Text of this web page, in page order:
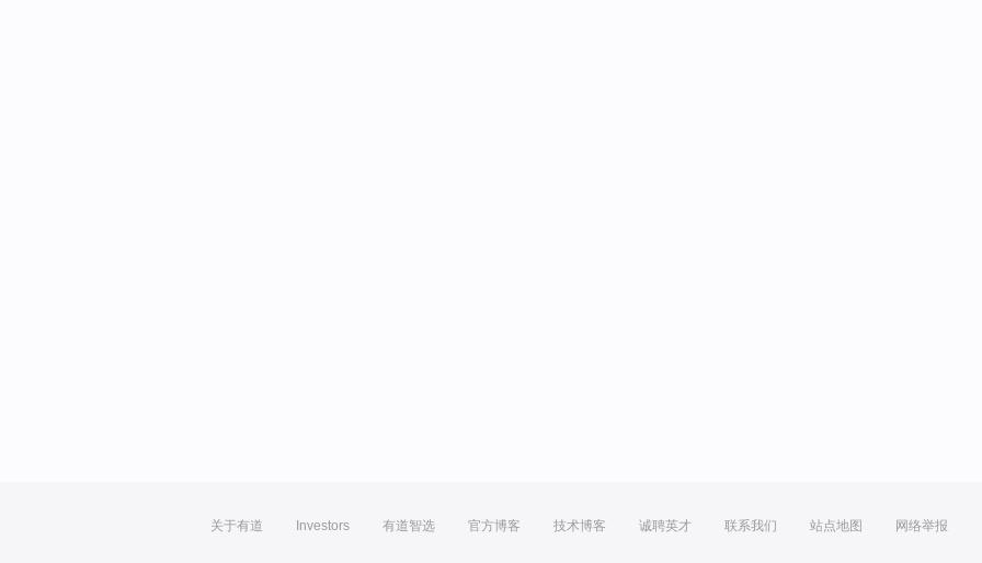
关于有道 Investors 有道智选 官方博客 技术博客 诚聘英才 联系我们 站点地图 网络举报